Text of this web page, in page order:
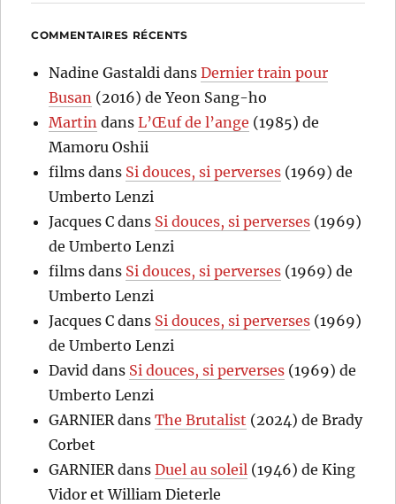
COMMENTAIRES RÉCENTS
Nadine Gastaldi dansDernier train pour
Busan (2016) de Yeon Sang-ho
Martin dansL’Œuf de l’ange (1985) de
Mamoru Oshii
films dans Si douces, si perverses (1969) de
Umberto Lenzi
Jacques C dans Si douces, si perverses (1969)
de Umberto Lenzi
films dans Si douces, si perverses (1969) de
Umberto Lenzi
Jacques C dans Si douces, si perverses (1969)
de Umberto Lenzi
David dans Si douces, si perverses (1969) de
Umberto Lenzi
GARNIER dansThe Brutalist (2024) de Brady
Corbet
GARNIER dansDuel au soleil (1946) de King
Vidor et William Dieterle